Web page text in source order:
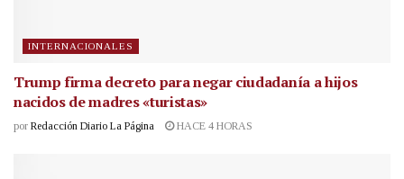
INTERNACIONALES
Trump firma decreto para negar ciudadanía a hijos
nacidos de madres «turistas»
por Redacción Diario La Página HACE 4 HORAS